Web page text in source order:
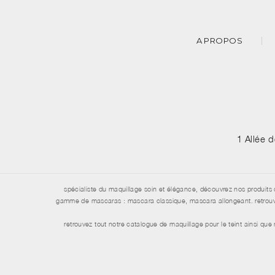
A PROPOS
1 Allée
spécialiste du maquillage soin et élégance, découvrez nos
gamme de mascaras : mascara classique, mascara allongeant.
retrouvez tout notre catalogue de maquillage pour le teint ainsi